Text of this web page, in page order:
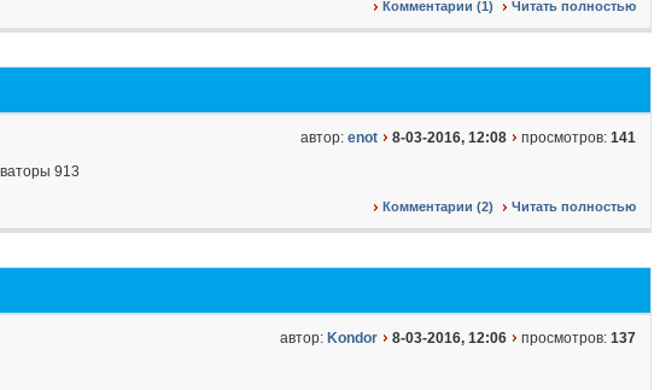
Комментарии (1) Читать полностью
автор: enot 8-03-2016, 12:08 просмотров: 141
Комментарии (2) Читать полностью
автор: Kondor 8-03-2016, 12:06 просмотров: 137